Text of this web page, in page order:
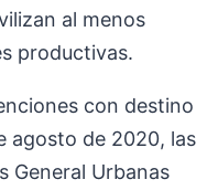
al menos
productivas.
con destino
agosto de 2020, las
General Urbanas